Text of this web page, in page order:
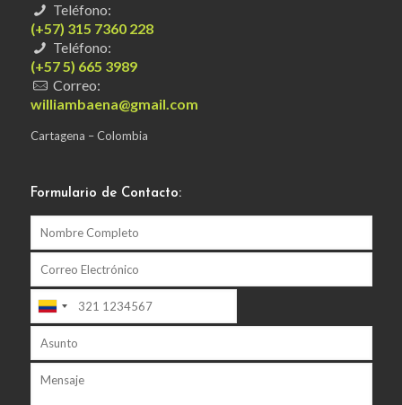
Teléfono:
(+57) 315 7360 228
Teléfono:
(+57 5) 665 3989
Correo:
williambaena@gmail.com
Cartagena – Colombia
Formulario de Contacto: